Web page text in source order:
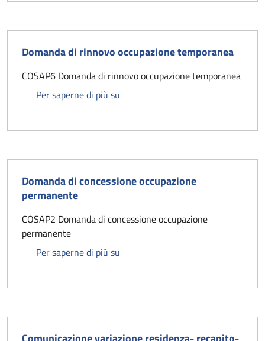
Domanda di rinnovo occupazione temporanea
COSAP6 Domanda di rinnovo occupazione temporanea
Per saperne di più su
Domanda di concessione occupazione
permanente
COSAP2 Domanda di concessione occupazione
permanente
Per saperne di più su